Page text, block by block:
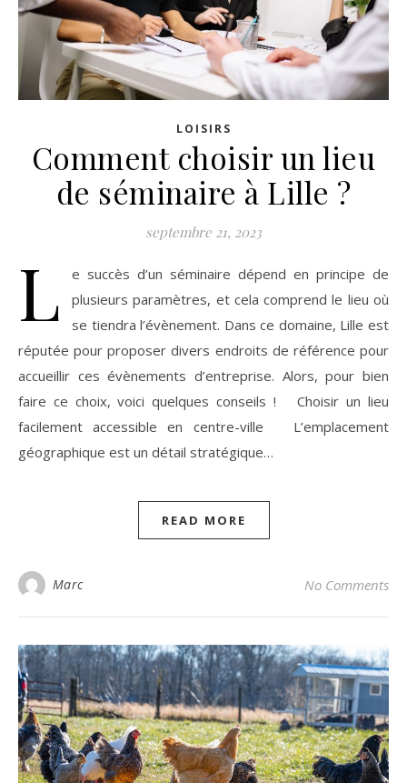
LOISIRS
Comment choisir un lieu
de séminaire à Lille ?
septembre 21, 2023
L
e succès d’un séminaire dépend en principe de
plusieurs paramètres, et cela comprend le lieu où
se tiendra l’évènement. Dans ce domaine, Lille est
réputée pour proposer divers endroits de référence pour
accueillir ces évènements d’entreprise. Alors, pour bien
faire ce choix, voici quelques conseils ! Choisir un lieu
facilement accessible en centre-ville L’emplacement
géographique est un détail stratégique…
READ MORE
Marc No Comments